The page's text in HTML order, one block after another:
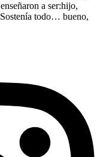
a ser:hijo,
todo… bueno,